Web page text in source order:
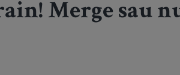
Merge sau